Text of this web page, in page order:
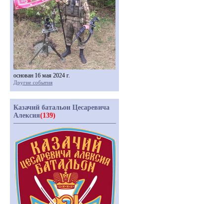
основан 16 мая 2024 г.
Другие события
Казачий батальон Цесаревича
Алексия(139)